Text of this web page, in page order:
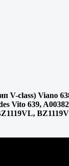
V-class) Viano
Vito 639,